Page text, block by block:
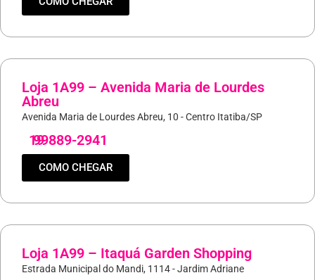
Loja 1A99 – Avenida Maria de Lourdes
Abreu
Avenida Maria de Lourdes Abreu, 10 - Centro Itatiba/SP
19
99889-2941
COMO CHEGAR
Loja 1A99 – Itaquá Garden Shopping
Estrada Municipal do Mandi, 1114 - Jardim Adriane